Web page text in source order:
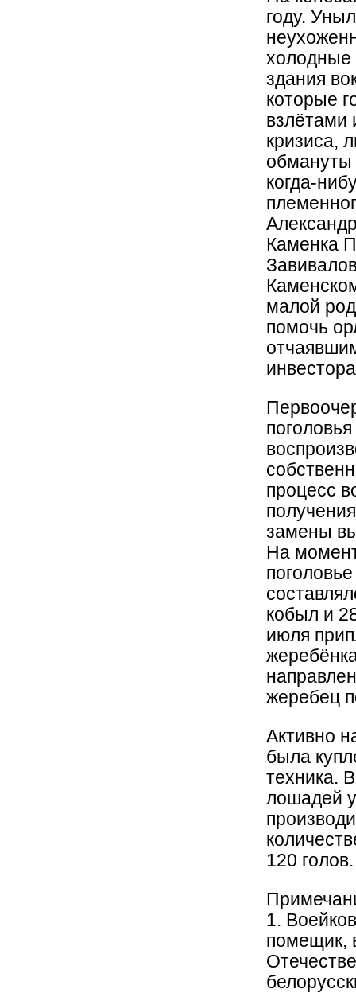
году.
здания
которые
взлётами
кризиса,
обмануты
когда-
Каменка
малой
помочь
процесс
замены
На
кобыл и
июля
жеребец
Активно
была
техника.
лошадей
120 голов.
1.
помещик,